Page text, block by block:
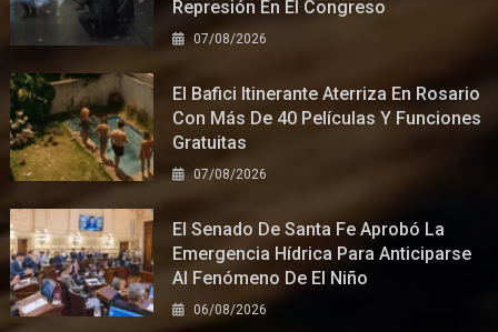
Represión En El Congreso
07/08/2026
El Bafici Itinerante Aterriza En Rosario
Con Más De 40 Películas Y Funciones
Gratuitas
07/08/2026
El Senado De Santa Fe Aprobó La
Emergencia Hídrica Para Anticiparse
Al Fenómeno De El Niño
06/08/2026